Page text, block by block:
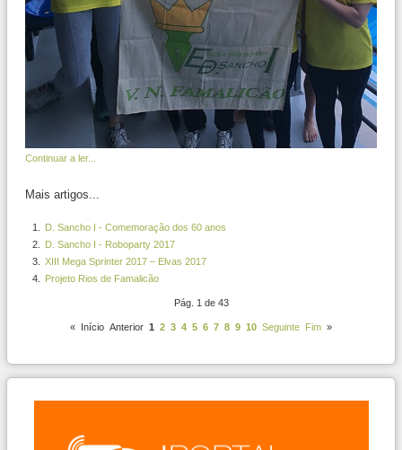
Continuar a ler...
Mais artigos...
D. Sancho I - Comemoração dos 60 anos
D. Sancho I - Roboparty 2017
XIII Mega Sprinter 2017 – Elvas 2017
Projeto Rios de Famalicão
Pág. 1 de 43
« Início Anterior 1 2 3 4 5 6 7 8 9 10 Seguinte Fim »